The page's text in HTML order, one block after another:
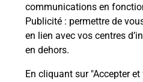
communications en
Publicité : permettre de
en lien avec vos centres
en dehors.
En cliquant sur "Accepter
Comment est
téléassistance